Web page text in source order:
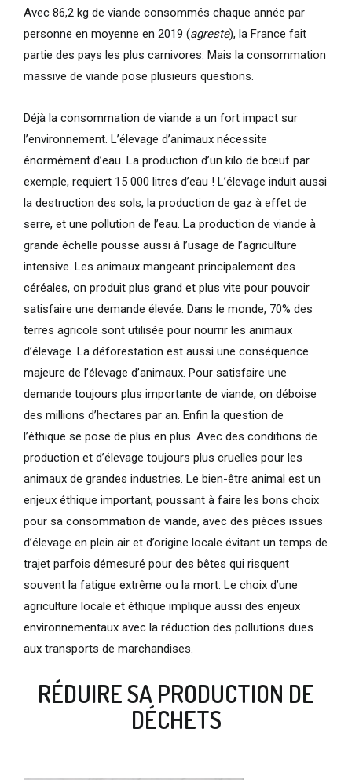
Avec 86,2 kg de viande consommés chaque année par
personne en moyenne en 2019 (agreste), la France fait
partie des pays les plus carnivores. Mais la consommation
massive de viande pose plusieurs questions.
Déjà la consommation de viande a un fort impact sur
l’environnement. L’élevage d’animaux nécessite
énormément d’eau. La production d’un kilo de bœuf par
exemple, requiert 15 000 litres d’eau ! L’élevage induit aussi
la destruction des sols, la production de gaz à effet de
serre, et une pollution de l’eau. La production de viande à
grande échelle pousse aussi à l’usage de l’agriculture
intensive. Les animaux mangeant principalement des
céréales, on produit plus grand et plus vite pour pouvoir
satisfaire une demande élevée. Dans le monde, 70% des
terres agricole sont utilisée pour nourrir les animaux
d’élevage. La déforestation est aussi une conséquence
majeure de l’élevage d’animaux. Pour satisfaire une
demande toujours plus importante de viande, on déboise
des millions d’hectares par an. Enfin la question de
l’éthique se pose de plus en plus. Avec des conditions de
production et d’élevage toujours plus cruelles pour les
animaux de grandes industries. Le bien-être animal est un
enjeux éthique important, poussant à faire les bons choix
pour sa consommation de viande, avec des pièces issues
d’élevage en plein air et d’origine locale évitant un temps de
trajet parfois démesuré pour des bêtes qui risquent
souvent la fatigue extrême ou la mort. Le choix d’une
agriculture locale et éthique implique aussi des enjeux
environnementaux avec la réduction des pollutions dues
aux transports de marchandises.
RÉDUIRE SA PRODUCTION DE
DÉCHETS